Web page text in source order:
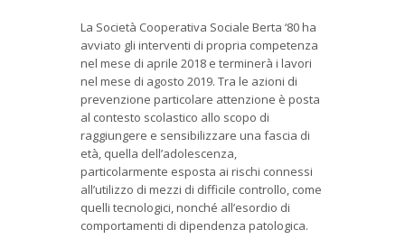
La Società Cooperativa Sociale Berta ‘80 ha
avviato gli interventi di propria competenza
nel mese di aprile 2018 e terminerà i lavori
nel mese di agosto 2019. Tra le azioni di
prevenzione particolare attenzione è posta
al contesto scolastico allo scopo di
raggiungere e sensibilizzare una fascia di
età, quella dell’adolescenza,
particolarmente esposta ai rischi connessi
all’utilizzo di mezzi di difficile controllo, come
quelli tecnologici, nonché all’esordio di
comportamenti di dipendenza patologica.